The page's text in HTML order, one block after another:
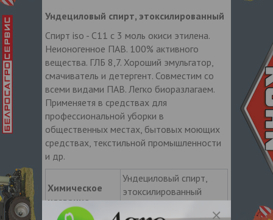
Ундециловый спирт, этоксилированный
Спирт iso - C11 c 3 моль окиси этилена.
Неионогенное ПАВ. 100% активного
вещества. ГЛБ 8,7. Хороший эмульгатор,
смачиватель и детергент. Совместим со
всеми видами ПАВ. Легко биоразлагаем.
Применяетя в средствах для
профессиональной уборки в
общественных местах, бытовых моющих
средствах, текстильной промышленности
и др.
Химическое
название
Ундециловый спирт,
этоксилированный
Undeceth-3